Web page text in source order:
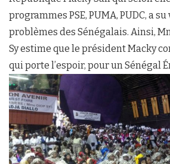
programmes PSE, PUMA, PUDC, a
problèmes des Sénégalais. Ainsi,
Sy estime que le président Macky
qui porte l’espoir, pour un Sénégal